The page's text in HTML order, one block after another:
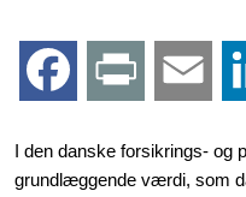
c i a
I den danske forsikrings- og
grundlæggende værdi, som